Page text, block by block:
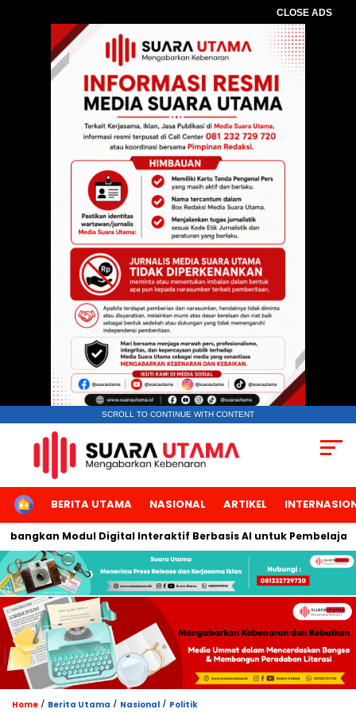
CLOSE ADS
SCROLL TO CONTINUE WITH CONTENT
HOMEBERITA UTAMA NASIONAL ARTIKEL
Modul Digital Interaktif Berbasis AI untuk Pembelajaran
Home / Berita Utama / Nasional / Politik